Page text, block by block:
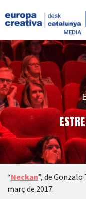
“Neckan”, de Gonzalo
març de 2017.